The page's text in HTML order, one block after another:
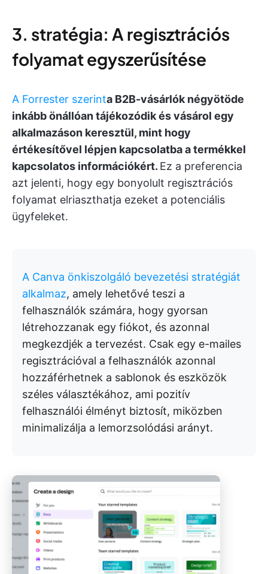
3. stratégia: A regisztrációs
folyamat egyszerűsítése
A Forrester szerinta B2B-vásárlók négyötöde
inkább önállóan tájékozódik és vásárol egy
alkalmazáson keresztül, mint hogy
értékesítővel lépjen kapcsolatba a termékkel
kapcsolatos információkért. Ez a preferencia
azt jelenti, hogy egy bonyolult regisztrációs
folyamat elriaszthatja ezeket a potenciális
ügyfeleket.
A Canva önkiszolgáló bevezetési stratégiát
alkalmaz, amely lehetővé teszi a
felhasználók számára, hogy gyorsan
létrehozzanak egy fiókot, és azonnal
megkezdjék a tervezést. Csak egy e-mailes
regisztrációval a felhasználók azonnal
hozzáférhetnek a sablonok és eszközök
széles választékához, ami pozitív
felhasználói élményt biztosít, miközben
minimalizálja a lemorzsolódási arányt.